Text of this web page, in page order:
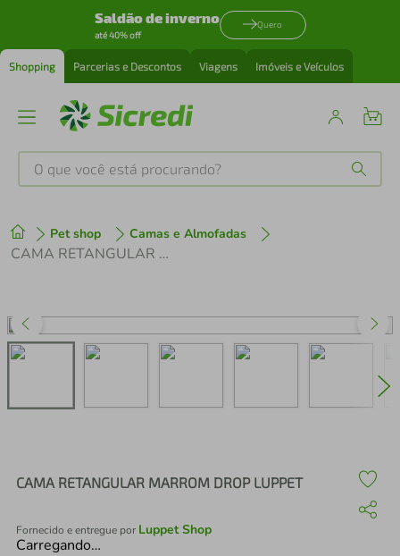
Saldão de inverno
até 40% off
Quero
Shopping Parcerias e Descontos Viagens Imóveis e Veículos
O que você está procurando?
Pet shop Camas e Almofadas
CAMA RETANGULAR MARROM DROP LUPPET
CAMA RETANGULAR MARROM DROP LUPPET
Fornecido e entregue por Luppet Shop
Carregando…
1º tenis
perfume